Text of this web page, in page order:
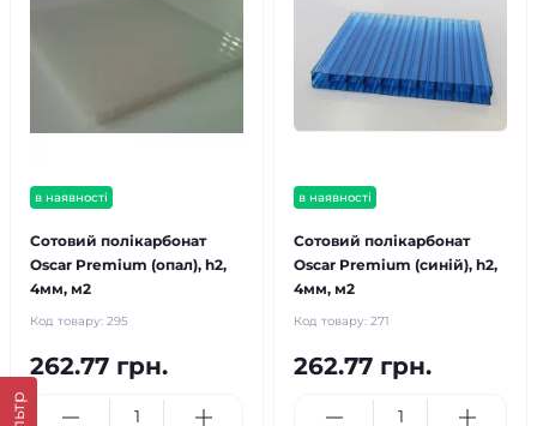
в наявності
Сотовий полікарбонат
Oscar Premium (опал), h2,
4мм, м2
Код товару: 295
262.77 грн.
в наявності
Сотовий полікарбонат
Oscar Premium (синій), h2,
4мм, м2
Код товару: 271
262.77 грн.